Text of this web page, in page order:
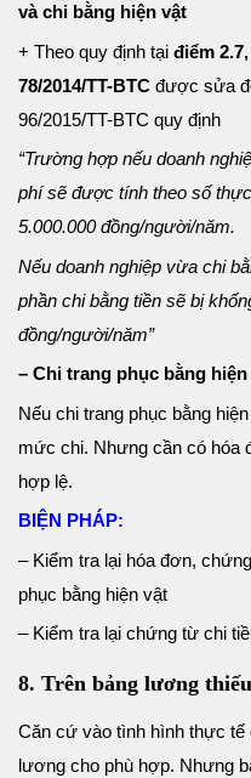
và chi bằng hiện vật
+ Theo quy định tại điểm
78/2014/TT-BTC được sửa
96/2015/TT-BTC quy định
“Trường hợp nếu doanh
phí sẽ được tính theo số
5.000.000 đồng/người/năm.
Nếu doanh nghiệp vừa chi
phần chi bằng tiền sẽ bị
đồng/người/năm”
– Chi trang phục bằng hiện
Nếu chi trang phục bằng
mức chi. Nhưng cần có hóa
hợp lệ.
BIỆN PHÁP:
– Kiểm tra lại hóa đơn,
phục bằng hiện vật
– Kiểm tra lại chứng từ chi
8. Trên bảng lương
Căn cứ vào tình hình thực tế
lương cho phù hợp. Nhưng